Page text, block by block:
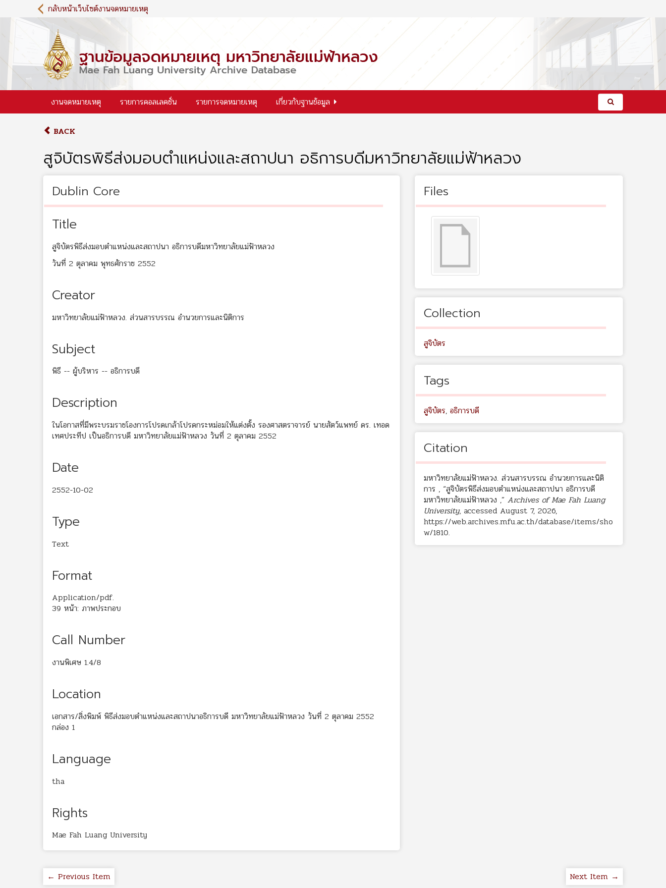
i
c
กลับหน้าเว็บไซต์งานจดหมายเหตุ
งานจดหมายเหตุ รายการคอลเลคชั่น รายการจดหมายเหตุ เกี่ยวกับฐานข้อมูล
BACK
สูจิบัตรพิธีส่งมอบตำแหน่งและสถาปนา อธิการบดีมหาวิทยาลัยแม่ฟ้าหลวง
Dublin Core
Title
สูจิบัตรพิธีส่งมอบตำแหน่งและสถาปนา อธิการบดีมหาวิทยาลัยแม่ฟ้าหลวง
วันที่ 2 ตุลาคม พุทธศักราช 2552
Creator
มหาวิทยาลัยแม่ฟ้าหลวง. ส่วนสารบรรณ อำนวยการและนิติการ
Subject
พิธี -- ผู้บริหาร -- อธิการบดี
Description
ในโอกาสที่มีพระบรมราชโองการโปรดเกล้าโปรดกระหม่อมให้แต่งตั้ง รองศาสตราจารย์ นายสัตว์แพทย์ ดร. เทอด
เทศประทีป เป็นอธิการบดี มหาวิทยาลัยแม่ฟ้าหลวง วันที่ 2 ตุลาคม 2552
Date
2552-10-02
Type
Text
Format
Application/pdf.
39 หน้า: ภาพประกอบ
Call Number
งานพิเศษ 1.4/8
Location
เอกสาร/สิ่งพิมพ์ พิธีส่งมอบตำแหน่งและสถาปนาอธิการบดี มหาวิทยาลัยแม่ฟ้าหลวง วันที่ 2 ตุลาคม 2552
กล่อง 1
Language
tha
Rights
Mae Fah Luang University
Files
Collection
สูจิบัตร
Tags
สูจิบัตร, อธิการบดี
Citation
มหาวิทยาลัยแม่ฟ้าหลวง. ส่วนสารบรรณ อำนวยการและนิติ
การ , “สูจิบัตรพิธีส่งมอบตำแหน่งและสถาปนา อธิการบดี
มหาวิทยาลัยแม่ฟ้าหลวง ,” Archives of Mae Fah Luang
University, accessed August 7, 2026,
https://web.archives.mfu.ac.th/database/items/sho
w/1810.
← Previous Item Next Item →